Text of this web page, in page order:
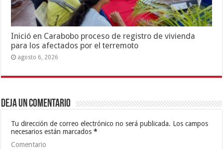
Inició en Carabobo proceso de registro de vivienda
para los afectados por el terremoto
agosto 6, 2026
Deja un comentario
Tu dirección de correo electrónico no será publicada. Los campos
necesarios están marcados*
Comentario